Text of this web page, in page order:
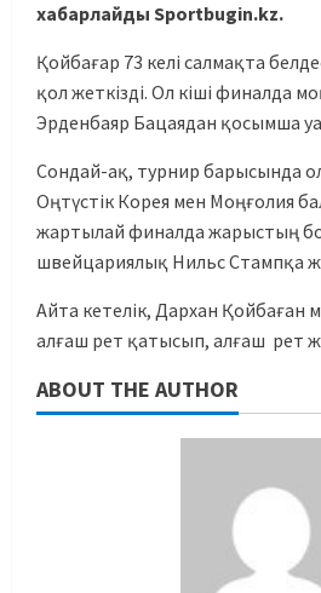
хабарлайды Sportbugin.kz.
Қойбағар 73 келі салмақта
қол жеткізді. Ол кіші финалда
Эрденбаяр Бацаядан қосымша
Сондай-ақ, турнир барысында
Оңтүстік Корея мен Моңғолия
жартылай финалда жарыстың
швейцариялық Нильс Стампқа
Айта кетелік, Дархан Қойбаған
алғаш рет қатысып, алғаш рет
ABOUT THE AUTHOR